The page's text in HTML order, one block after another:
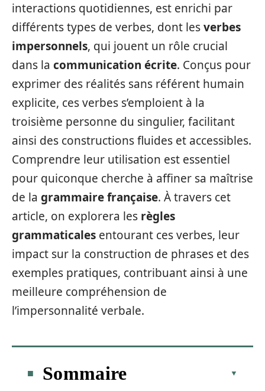
interactions quotidiennes, est enrichi par
différents types de verbes, dont lesverbes
impersonnels, qui jouent un rôle crucial
dans la communication écrite. Conçus pour
exprimer des réalités sans référent humain
explicite, ces verbes s’emploient à la
troisième personne du singulier, facilitant
ainsi des constructions fluides et accessibles.
Comprendre leur utilisation est essentiel
pour quiconque cherche à affiner sa maîtrise
de la grammaire française. À travers cet
article, on explorera les règles
grammaticales entourant ces verbes, leur
impact sur la construction de phrases et des
exemples pratiques, contribuant ainsi à une
meilleure compréhension de
l’impersonnalité verbale.
Sommaire